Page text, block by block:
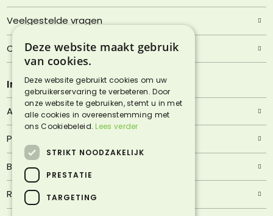
Veelgestelde vragen
Contact
Informatie
Algemene voorwaarden
Privacyverklaring
Bezorgen & afhalen
Retourneren & garantie
Deze website maakt gebruik
van cookies.
Deze website gebruikt cookies om uw
gebruikerservaring te verbeteren. Door
onze website te gebruiken, stemt u in met
alle cookies in overeenstemming met
ons Cookiebeleid. Lees verder
STRIKT NOODZAKELIJK
PRESTATIE
TARGETING